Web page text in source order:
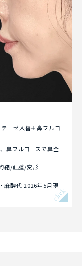
ーゼ入替＋鼻フルコ
鼻フルコースで鼻全
縮/血腫/変形
麻酔代 2026年5月現
click